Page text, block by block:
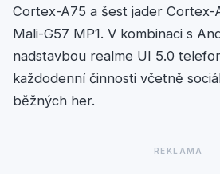
Cortex-A75 a šest jader Cortex-
Mali-G57 MP1. V kombinaci s
nadstavbou realme UI 5.0
každodenní činnosti včetně
běžných her.